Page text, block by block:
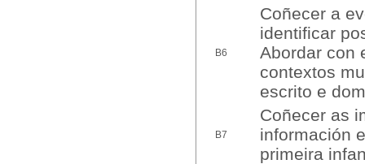
B6
Coñecer a
identificar
Abordar con
contextos
escrito e
B7
Coñecer as
información
primeira